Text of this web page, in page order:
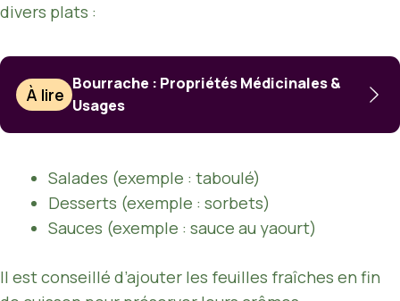
divers plats :
À lire
Bourrache : Propriétés Médicinales &
Usages
Salades (exemple : taboulé)
Desserts (exemple : sorbets)
Sauces (exemple : sauce au yaourt)
Il est conseillé d’ajouter les feuilles fraîches en fin